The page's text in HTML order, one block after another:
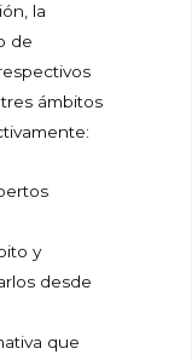
la
de
ámbitos
y
desde
que